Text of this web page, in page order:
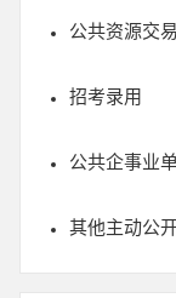
公共资源交易
招考录用
公共企事业
其他主动公